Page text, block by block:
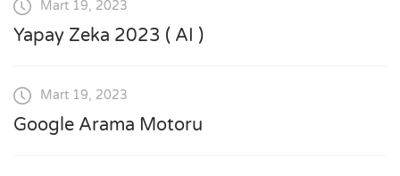
Mart 19, 2023
Yapay Zeka 2023 ( AI )
Mart 19, 2023
Google Arama Motoru